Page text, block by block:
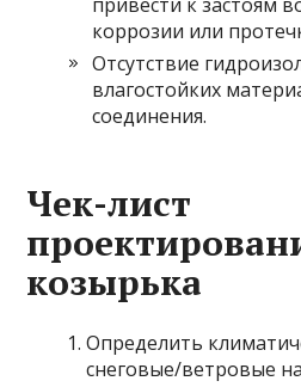
коррозии или
Отсутствие
влагостойких
соединения.
Чек-лист
козырька
Определить
снеговые/ветровые